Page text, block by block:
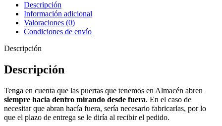
Descripción
Información adicional
Valoraciones (0)
Condiciones de envío
Descripción
Descripción
Tenga en cuenta que las puertas que tenemos en Almacén abren
siempre hacia dentro mirando desde fuera. En el caso de
necesitar que abran hacía fuera, sería necesario fabricarlas, por lo
que el plazo de entrega se le diría al recibir el pedido.